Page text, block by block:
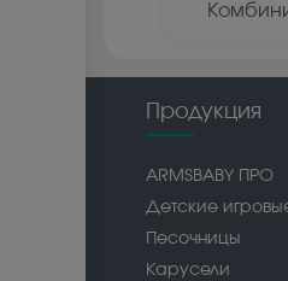
Продукция
ARMSBABY ПРО
Детские
Песочницы
Карусели